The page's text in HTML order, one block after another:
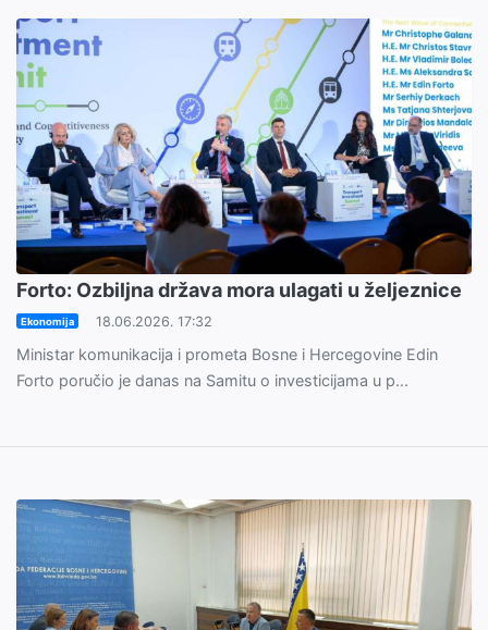
Forto: Ozbiljna država mora ulagati u željeznice
Ekonomija 18.06.2026. 17:32
Ministar komunikacija i prometa Bosne i Hercegovine Edin
Forto poručio je danas na Samitu o investicijama u p...